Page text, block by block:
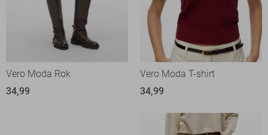
Vero Moda Rok
34,99
Vero Moda T-shirt
34,99